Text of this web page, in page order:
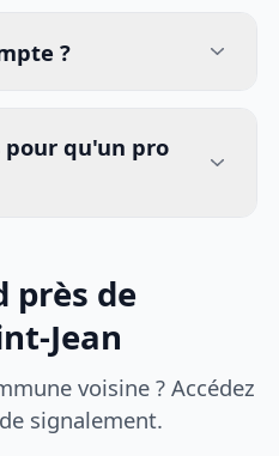
?
pour qu'un pro
près de
Jean
voisine ? Accédez
signalement.